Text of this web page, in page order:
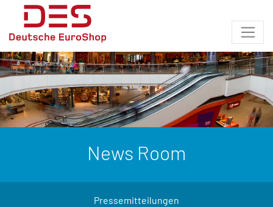
News Room
Pressemitteilungen